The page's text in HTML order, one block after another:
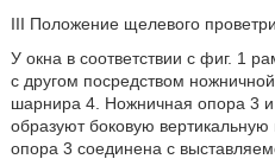
III Положение щелевого
У окна в соответствии с фиг. 1
с другом посредством
шарнира 4. Ножничная опора 3
образуют боковую
опора 3 соединена с